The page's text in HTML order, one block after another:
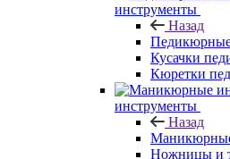
инструменты
Назад
Кусачки
Кюретки
инструменты
Назад
Ножницы и